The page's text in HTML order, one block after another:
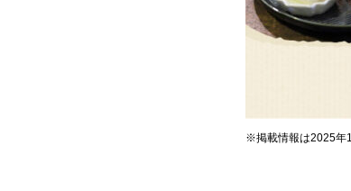
※掲載情報は2025年